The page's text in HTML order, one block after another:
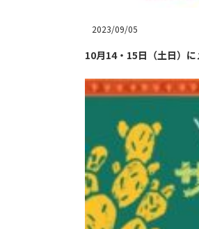
2023/09/05
10月14・15日（土日）